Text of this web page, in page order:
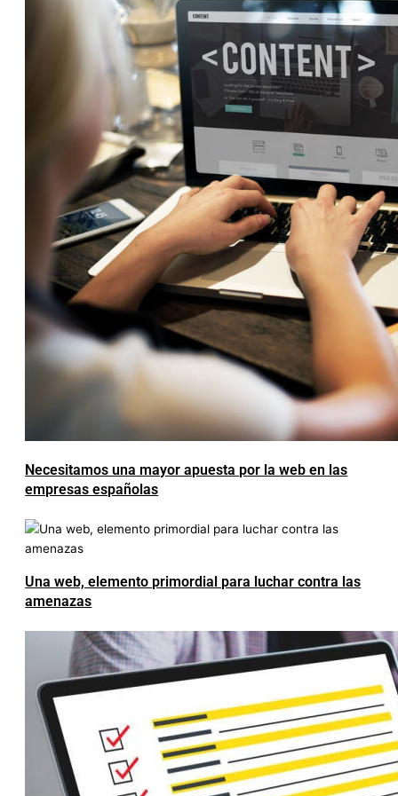
Necesitamos una mayor apuesta por la web en las
empresas españolas
Una web, elemento primordial para luchar contra las
amenazas